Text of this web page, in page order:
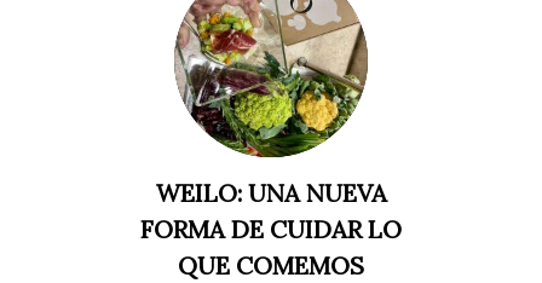
WEILO: UNA NUEVA
FORMA DE CUIDAR LO
QUE COMEMOS